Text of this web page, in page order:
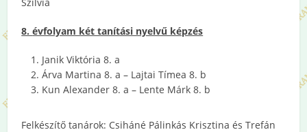
8.évfolyam két tanítási nyelvű képzés
Janik Viktória 8. a
Árva Martina 8. a – Lajtai Tímea 8. b
Kun Alexander 8. a – Lente Márk 8. b
Felkészítő tanárok: Csiháné Pálinkás Krisztina és Trefán